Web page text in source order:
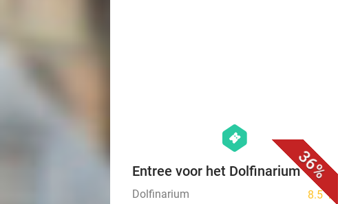
36%
hexagon
events
Entree voor het Dolfinarium
Dolfinarium 8.5star